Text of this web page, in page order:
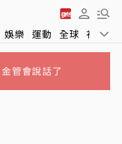
娛樂 運動 全球 社會
管會說話了